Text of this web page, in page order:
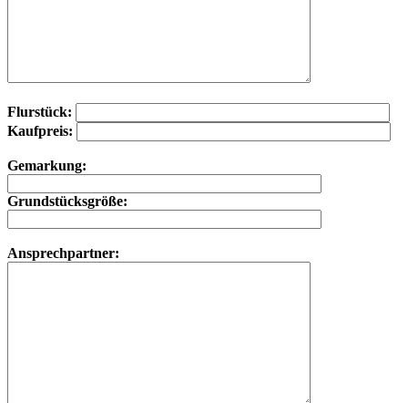
Flurstück:
Kaufpreis:
Gemarkung:
Grundstücksgröße:
Ansprechpartner: